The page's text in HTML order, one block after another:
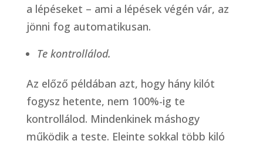
a lépéseket – ami a lépések végén vár, az
jönni fog automatikusan.
Te kontrollálod.
Az előző példában azt, hogy hány kilót
fogysz hetente, nem 100%-ig te
kontrollálod. Mindenkinek máshogy
működik a teste. Eleinte sokkal több kiló